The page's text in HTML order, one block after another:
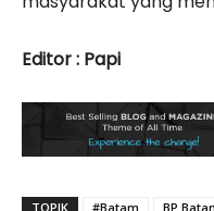
Editor : Papi
TOPIK #Batam BP